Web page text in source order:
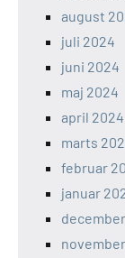
august
juli 2024
juni 2024
maj 2024
april 2024
marts
februar
januar